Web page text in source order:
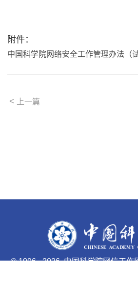
附件：
中国科学院网络安全工作管理办法（
< 上一篇
© 1996 -2026 中国科学院网信工作